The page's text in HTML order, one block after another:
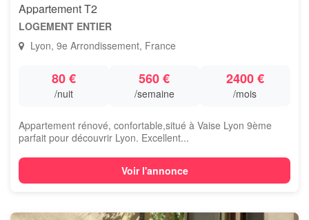
Appartement T2
LOGEMENT ENTIER
Lyon, 9e Arrondissement, France
80 €
/nuit
560 €
/semaine
2400 €
/mois
Appartement rénové, confortable,situé à Vaise Lyon 9ème
parfait pour découvrir Lyon. Excellent...
Voir l'annonce